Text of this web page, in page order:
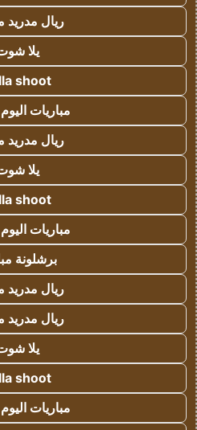
ريال مدريد
يلا
shoot
مباريات
ريال مدريد
يلا
shoot
مباريات
برشلونة
ريال مدريد
ريال مدريد
يلا
shoot
مباريات